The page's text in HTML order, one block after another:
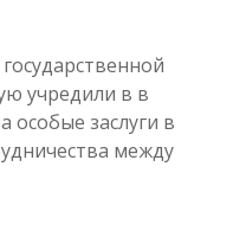
учредили в в
особые заслуги в
между